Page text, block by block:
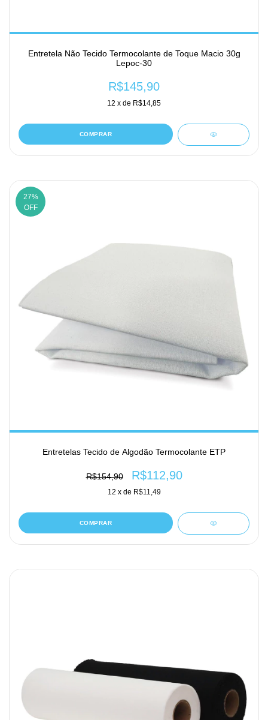
Entretela Não Tecido Termocolante de Toque Macio 30g
Lepoc-30
R$145,90
12 x de R$14,85
COMPRAR
27%
OFF
Entretelas Tecido de Algodão Termocolante ETP
R$154,90 R$112,90
12 x de R$11,49
COMPRAR